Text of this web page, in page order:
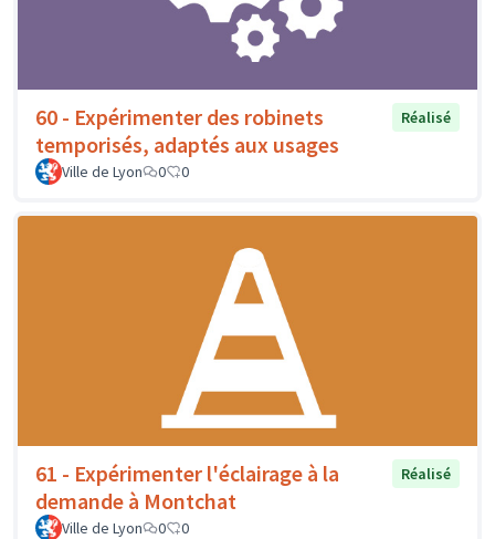
60 - Expérimenter des robinets
temporisés, adaptés aux usages
Réalisé
Ville de Lyon 0 0
61 - Expérimenter l'éclairage à la
demande à Montchat
Réalisé
Ville de Lyon 0 0